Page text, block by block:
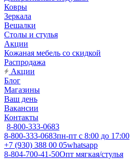
Ковры
Зеркала
Вешалки
Столы и стулья
Акции
Кожаная мебель со скидкой
Распродажа
Акции
Блог
Магазины
Ваш день
Вакансии
Контакты
8-800-333-0683
8-800-333-0683пн-пт с 8:00 до 17:00
+7 (930) 388 00 05whatsapp
8-804-700-41-50Опт мягкая/стулья